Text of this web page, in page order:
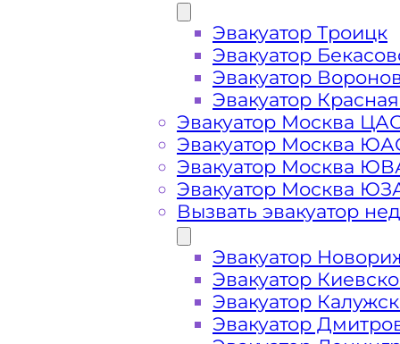
Эвакуатор Рязанский дешево -
ближайшего эвакуатора в районе
Погрузим бережно- в наличии
автомобиля по Рязанскому
Перевезём аккуратно- за рулем
Цена известна при заказе услуги
стоимость услуг без скрытых
Эвакуатор Троицк
Эвакуатор
Эвакуатор
Эвакуатор
Эвакуатор Москва
Эвакуатор Москва
Эвакуатор Москва
Эвакуатор Москва
Вызвать эвакуатор
Эвакуатор
Эвакуатор
Эвакуатор
Эвакуатор